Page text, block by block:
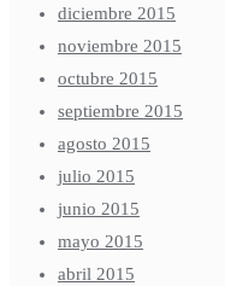
diciembre 2015
noviembre 2015
octubre 2015
septiembre 2015
agosto 2015
julio 2015
junio 2015
mayo 2015
abril 2015